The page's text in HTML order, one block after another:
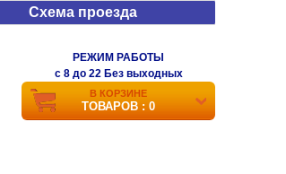
Схема проезда
РЕЖИМ РАБОТЫ
c 8 до 22 Без выходных
В КОРЗИНЕ
ТОВАРОВ : 0